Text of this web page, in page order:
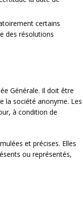
certains
des résolutions
Générale. Il doit être
la société anonyme. Les
à condition de
et précises. Elles
ou représentés,